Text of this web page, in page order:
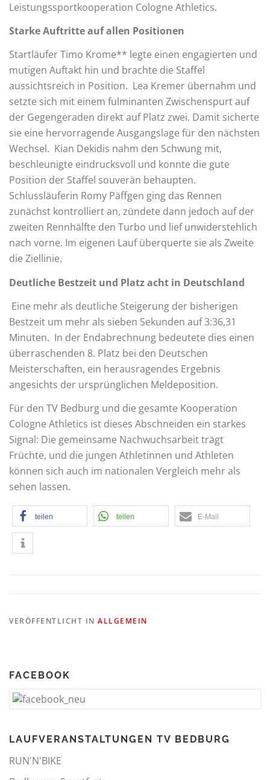
Leistungssportkooperation Cologne Athletics.
Starke Auftritte auf allen Positionen
Startläufer Timo Krome** legte einen engagierten und
mutigen Auftakt hin und brachte die Staffel
aussichtsreich in Position. Lea Kremer übernahm und
setzte sich mit einem fulminanten Zwischenspurt auf
der Gegengeraden direkt auf Platz zwei. Damit sicherte
sie eine hervorragende Ausgangslage für den nächsten
Wechsel. Kian Dekidis nahm den Schwung mit,
beschleunigte eindrucksvoll und konnte die gute
Position der Staffel souverän behaupten.
Schlussläuferin Romy Päffgen ging das Rennen
zunächst kontrolliert an, zündete dann jedoch auf der
zweiten Rennhälfte den Turbo und lief unwiderstehlich
nach vorne. Im eigenen Lauf überquerte sie als Zweite
die Ziellinie.
Deutliche Bestzeit und Platz acht in Deutschland
Eine mehr als deutliche Steigerung der bisherigen
Bestzeit um mehr als sieben Sekunden auf 3:36,31
Minuten. In der Endabrechnung bedeutete dies einen
überraschenden 8. Platz bei den Deutschen
Meisterschaften, ein herausragendes Ergebnis
angesichts der ursprünglichen Meldeposition.
Für den TV Bedburg und die gesamte Kooperation
Cologne Athletics ist dieses Abschneiden ein starkes
Signal: Die gemeinsame Nachwuchsarbeit trägt
Früchte, und die jungen Athletinnen und Athleten
können sich auch im nationalen Vergleich mehr als
sehen lassen.
teilen teilen E-Mail
VERÖFFENTLICHT IN ALLGEMEIN
FACEBOOK
LAUFVERANSTALTUNGEN TV BEDBURG
RUN'N'BIKE